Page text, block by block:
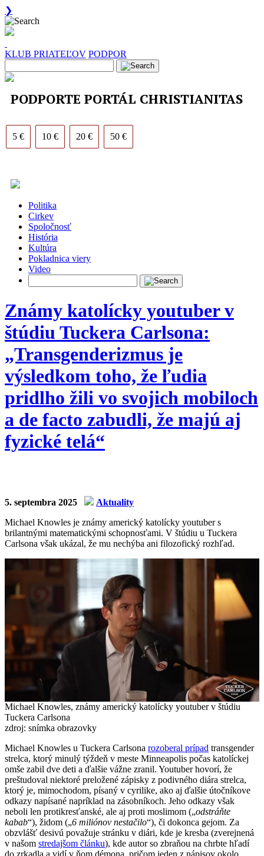
❯
KLUB PRIATEĽOV PODPOR
PODPORTE PORTÁL CHRISTIANITAS
5 € 10 € 20 € 50 €
Politika
Cirkev
Spoločnosť
História
Kultúra
Pokladnica viery
Video
Známy katolícky youtuber v
štúdiu Tuckera Carlsona:
„Transgenderizmus je
výsledkom toho, že ľudia
pridlho žili vo svojich mobiloch
a de facto zabudli, že majú aj
fyzické telá“
5. septembra 2025
Aktuality
Michael Knowles je známy americký katolícky youtuber s
brilantnými matematickými schopnosťami. V štúdiu u Tuckera
Carlsona však ukázal, že mu nechýba ani filozofický rozhľad.
Michael Knowles, známy americký katolícky youtuber v štúdiu
Tuckera Carlsona
zdroj: snímka obrazovky
Michael Knowles u Tuckera Carlsona rozoberal prípad transgender
strelca, ktorý minulý týždeň v meste Minneapolis počas katolíckej
omše zabil dve deti a ďalšie vážne zranil. Youtuber hovorí, že
preštudoval niektoré preložené zápisky z podivného diára strelca,
ktorý je, mimochodom, písaný v cyrilike, ako aj ďalšie útočníkove
odkazy napísané napríklad na zásobníkoch. Jeho odkazy však
neboli len protikresťanské, ale aj proti moslimom („odstráňte
kabab“), židom („6 miliónov nestačilo“), či dokonca gejom. Za
obzvlášť desivú považuje stránku v diári, kde je kresba (zverejnená
v našom stredajšom článku), kde autor so zbraňou na chrbte hľadí
do zrkadla a vidí v ňom démona, pričom jeden z nápisov okolo